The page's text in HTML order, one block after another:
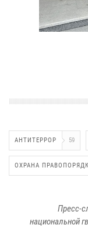
АНТИТЕРРОР 59
ОХРАНА
Пресс-
национальной